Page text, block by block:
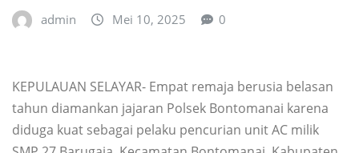
admin Mei 10, 2025 0
KEPULAUAN SELAYAR- Empat remaja berusia belasan
tahun diamankan jajaran Polsek Bontomanai karena
diduga kuat sebagai pelaku pencurian unit AC milik